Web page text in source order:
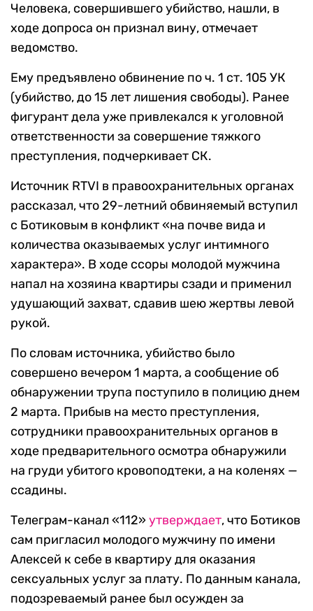
Человека, совершившего убийство, нашли, в
ходе допроса он признал вину, отмечает
ведомство.
Ему предъявлено обвинение по ч. 1 ст. 105 УК
(убийство, до 15 лет лишения свободы). Ранее
фигурант дела уже привлекался к уголовной
ответственности за совершение тяжкого
преступления, подчеркивает СК.
Источник RTVI в правоохранительных органах
рассказал, что 29-летний обвиняемый вступил
с Ботиковым в конфликт «на почве вида и
количества оказываемых услуг интимного
характера». В ходе ссоры молодой мужчина
напал на хозяина квартиры сзади и применил
удушающий захват, сдавив шею жертвы левой
рукой.
По словам источника, убийство было
совершено вечером 1 марта, а сообщение об
обнаружении трупа поступило в полицию днем
2 марта. Прибыв на место преступления,
сотрудники правоохранительных органов в
ходе предварительного осмотра обнаружили
на груди убитого кровоподтеки, а на коленях —
ссадины.
Телеграм-канал «112»утверждает, что Ботиков
сам пригласил молодого мужчину по имени
Алексей к себе в квартиру для оказания
сексуальных услуг за плату. По данным канала,
подозреваемый ранее был осужден за